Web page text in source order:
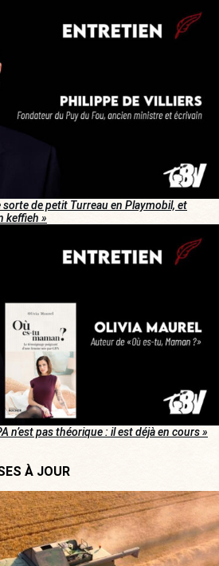
sorte de petit Turreau en Playmobil, et
keffieh »
n’est pas théorique : il est déjà en cours »
À JOUR